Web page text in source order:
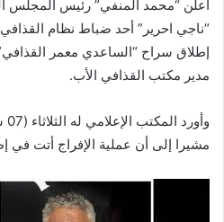
أعلن “محمد المنفي” رئيس المجلس
“ناجي احرير” أحد ضباط نظام
إطلاق سراح “الساعدي معمر
مدير مكتب القذافي الأب.
مشيرا إلى أن عملية الإفراج أتت في